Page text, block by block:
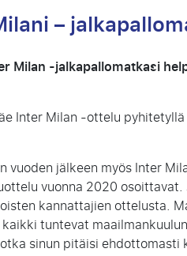
–
Milan -jalkapallomatkasi
Inter Milan -ottelu
vuoden jälkeen myös Inter
vuonna 2020
kannattajien ottelusta.
tuntevat
sinun pitäisi ehdottomasti